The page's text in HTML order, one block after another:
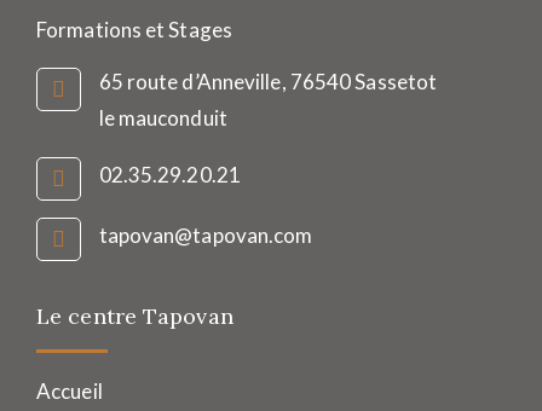
Formations et Stages
65 route d’Anneville, 76540 Sassetot
le mauconduit
02.35.29.20.21
tapovan@tapovan.com
Le centre Tapovan
Accueil